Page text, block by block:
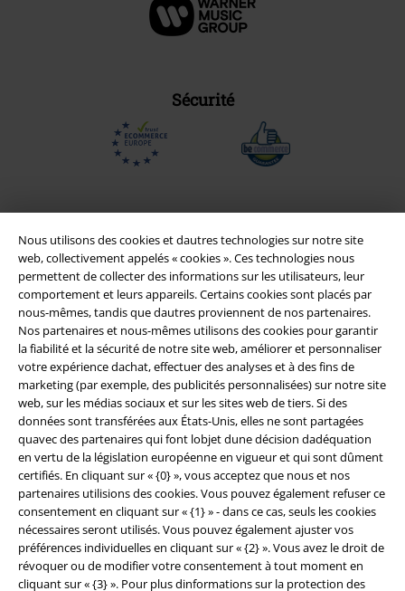
Nous utilisons des cookies et dautres technologies sur notre site
web, collectivement appelés « cookies ». Ces technologies nous
permettent de collecter des informations sur les utilisateurs, leur
comportement et leurs appareils. Certains cookies sont placés par
nous-mêmes, tandis que dautres proviennent de nos partenaires.
Nos partenaires et nous-mêmes utilisons des cookies pour garantir
la fiabilité et la sécurité de notre site web, améliorer et personnaliser
votre expérience dachat, effectuer des analyses et à des fins de
marketing (par exemple, des publicités personnalisées) sur notre site
web, sur les médias sociaux et sur les sites web de tiers. Si des
données sont transférées aux États-Unis, elles ne sont partagées
quavec des partenaires qui font lobjet dune décision dadéquation
en vertu de la législation européenne en vigueur et qui sont dûment
certifiés. En cliquant sur « {0} », vous acceptez que nous et nos
partenaires utilisions des cookies. Vous pouvez également refuser ce
consentement en cliquant sur « {1} » - dans ce cas, seuls les cookies
nécessaires seront utilisés. Vous pouvez également ajuster vos
préférences individuelles en cliquant sur « {2} ». Vous avez le droit de
révoquer ou de modifier votre consentement à tout moment en
cliquant sur « {3} ». Pour plus dinformations sur la protection des
Sécurité
Légal
Conditions générales
Éditeur
Clauses de confidentialité
Élimination des déchets et protection de l'environnement
Déclaration de Conformité